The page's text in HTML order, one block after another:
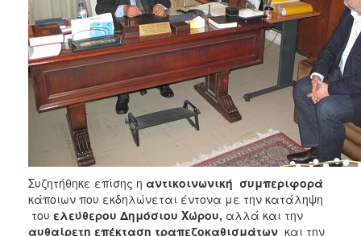
Συζητήθηκε επίσης η αντικοινωνική συμπεριφορά
κάποιων που εκδηλώνεται έντονα με την κατάληψη
του ελεύθερου Δημόσιου Χώρου, αλλά και την
αυθαίρετη επέκταση τραπεζοκαθισμάτων και την